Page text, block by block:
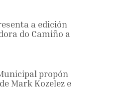
a edición
do Camiño a
propón
Mark Kozelez e